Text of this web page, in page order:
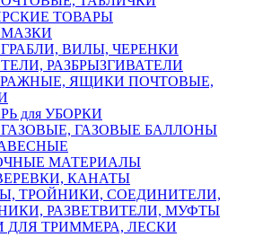
ТОВАРЫ
ВИЛЫ, ЧЕРЕНКИ
РАЗБРЫЗГИВАТЕЛИ
ЯЩИКИ ПОЧТОВЫЕ,
для УБОРКИ
ГАЗОВЫЕ БАЛЛОНЫ
МАТЕРИАЛЫ
КАНАТЫ
ТРОЙНИКИ, СОЕДИНИТЕЛИ,
РАЗВЕТВИТЕЛИ, МУФТЫ
ДЛЯ ТРИММЕРА, ЛЕСКИ